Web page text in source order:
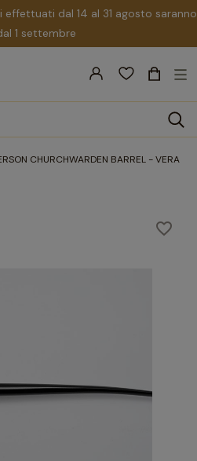
effettuati dal 14 al 31 agosto saranno
1 settembre
search
☰
CHURCHWARDEN BARREL - VERA
favorite_border